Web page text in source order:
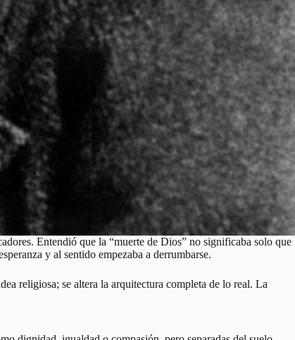
Entendió que la “muerte de Dios” no significaba solo que
y al sentido empezaba a derrumbarse.
religiosa; se altera la arquitectura completa de lo real. La